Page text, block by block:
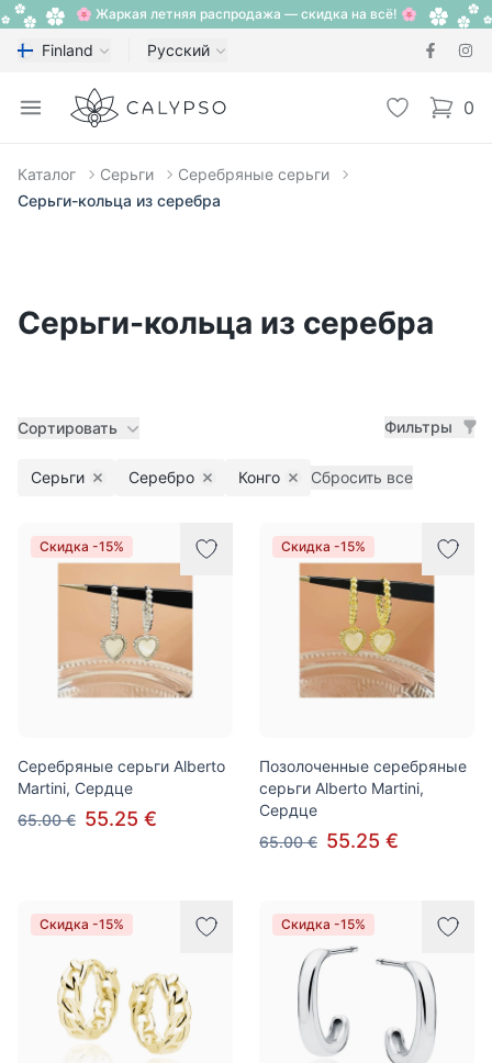
🌸 Жаркая летняя распродажа — скидка на всё! 🌸
Finland Русский
Open menu
Calypso Избранное
0
items
Каталог Серьги
Серебряные серьги
Серьги-кольца из серебра
Серьги-кольца из серебра
Сортировать Фильтры
Серьги Remove filter
Серебро Remove filter
Конго Remove filter
Сбросить все
Товары
Скидка -15%
Серебряные серьги Alberto
Martini, Сердце
65.00 € 55.25 €
Скидка -15%
Позолоченные серебряные
серьги Alberto Martini,
Сердце
65.00 € 55.25 €
Скидка -15% Скидка -15%